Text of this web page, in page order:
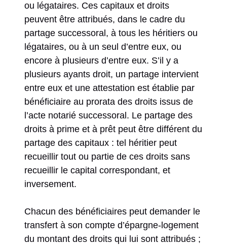
ou légataires. Ces capitaux et droits
peuvent être attribués, dans le cadre du
partage successoral, à tous les héritiers ou
légataires, ou à un seul d’entre eux, ou
encore à plusieurs d’entre eux. S’il y a
plusieurs ayants droit, un partage intervient
entre eux et une attestation est établie par
bénéficiaire au prorata des droits issus de
l’acte notarié successoral. Le partage des
droits à prime et à prêt peut être différent du
partage des capitaux : tel héritier peut
recueillir tout ou partie de ces droits sans
recueillir le capital correspondant, et
inversement.
Chacun des bénéficiaires peut demander le
transfert à son compte d’épargne-logement
du montant des droits qui lui sont attribués ;